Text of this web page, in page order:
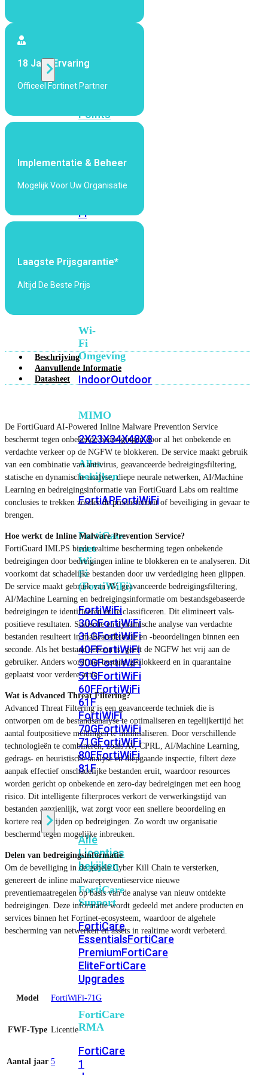
Alle
Points
Fi
Fi
Fi
6E
Fi
Wi-
Fi
Omgeving
IndoorOutdoor
MIMO
2X23X34X48X8
Alles
bekijken
FortiAPFortiWiFi
FortiGate
met
Wi-
Fi
(FortiWiFi)
FortiWiFi
30GFortiWiFi
31GFortiWiFi
40FFortiWiFi
50GFortiWiFi
51GFortiWiFi
60FFortiWiFi
61F
FortiWiFi
70GFortiWiFi
71GFortiWiFi
80FFortiWiFi
81F
Licentie
Alle
Licenties
bekijken
FortiCare
Support
FortiCare
EssentialsFortiCare
PremiumFortiCare
EliteFortiCare
Upgrades
FortiCare
RMA
FortiCare
1
18 Jaar Ervaring
Officeel Fortinet Partner
Implementatie & Beheer
Mogelijk Voor Uw Organisatie
Laagste Prijsgarantie*
Altijd De Beste Prijs
Beschrijving
Aanvullende Informatie
Datasheet
De FortiGuard AI-Powered Inline Malware Prevention Service
beschermt tegen onbekende bedreigingen door al het onbekende en
verdachte verkeer op de NGFW te blokkeren. De service maakt gebruik
van een combinatie van antivirus, geavanceerde bedreigingsfiltering,
statische en dynamische analyse, diepe neurale netwerken, AI/Machine
Learning en bedreigingsinformatie van FortiGuard Labs om realtime
conclusies te trekken zonder de productiviteit of beveiliging in gevaar te
brengen.
Hoe werkt de Inline Malware Prevention Service?
FortiGuard IMLPS biedt realtime bescherming tegen onbekende
bedreigingen door bedreigingen inline te blokkeren en te analyseren. Dit
voorkomt dat schadelijke bestanden door uw verdediging heen glippen.
De service maakt gebruik van AV, geavanceerde bedreigingsfiltering,
AI/Machine Learning en bedreigingsinformatie om bestandsgebaseerde
bedreigingen te identificeren en te classificeren. Dit elimineert vals-
positieve resultaten. Statische en dynamische analyse van verdachte
bestanden resulteert in malwaredetectie en -beoordelingen binnen een
seconde. Als het bestand schoon is, geeft de NGFW het vrij aan de
gebruiker. Anders wordt het bestand geblokkeerd en in quarantaine
geplaatst voor verdere actie.
Wat is Advanced Threat Filtering?
Advanced Threat Filtering is een geavanceerde techniek die is
ontworpen om de bestandsanalyse te optimaliseren en tegelijkertijd het
aantal foutpositieve meldingen te minimaliseren. Door verschillende
technologieën te combineren, zoals AV, CPRL, AI/Machine Learning,
gedrags- en heuristische analyse en diepgaande inspectie, filtert deze
aanpak effectief onschadelijke bestanden eruit, waardoor resources
worden gericht op onbekende en zero-day bedreigingen met een hoog
risico. Dit intelligente filterproces verkort de verwerkingstijd van
bestanden aanzienlijk, wat zorgt voor een snellere beoordeling en
kortere reactietijden op bedreigingen. Zo wordt uw organisatie
beschermd tegen mogelijke inbreuken.
Delen van bedreigingsinformatie
Om de beveiliging in de gehele Cyber ​​Kill Chain te versterken,
genereert de inline malwarepreventieservice nieuwe
preventiemaatregelen op basis van de analyse van nieuw ontdekte
bedreigingen. Deze informatie wordt gedeeld met andere producten en
services binnen het Fortinet-ecosysteem, waardoor de algehele
bescherming van netwerken en assets in realtime wordt verbeterd.
Model FortiWiFi-71G
FWF-Type Licentie
Aantal jaar 5